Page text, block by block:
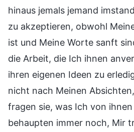
hinaus jemals jemand
zu akzeptieren, obwohl
ist und Meine Worte sanft
die Arbeit, die Ich ihnen
ihren eigenen Ideen zu
nicht nach Meinen
fragen sie, was Ich von
behaupten immer noch, Mir